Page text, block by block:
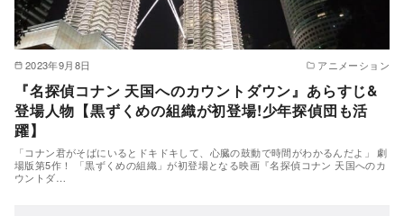
2023年9月8日 アニメーション
『名探偵コナン 天国へのカウントダウン』あらすじ&
登場人物【黒ずくめの組織が初登場!少年探偵団も活
躍】
「コナン君がそばにいるとドキドキして、心臓の鼓動で時間がわかるんだよ」 劇
場版第5作！ 「黒ずくめの組織」が初登場となる映画『名探偵コナン 天国へのカ
ウントダ…